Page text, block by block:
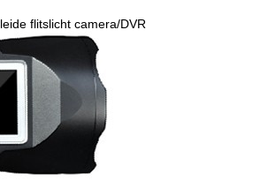
flitslicht camera/DVR